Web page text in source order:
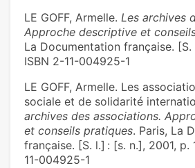
LE GOFF, Armelle. Les archives
Approche descriptive et
La Documentation française. [S.
ISBN 2-11-004925-1
LE GOFF, Armelle. Les
sociale et de solidarité
archives des associations.
et conseils pratiques. Paris, La
française. [S. l.] : [s. n.], 2001, p.
11-004925-1